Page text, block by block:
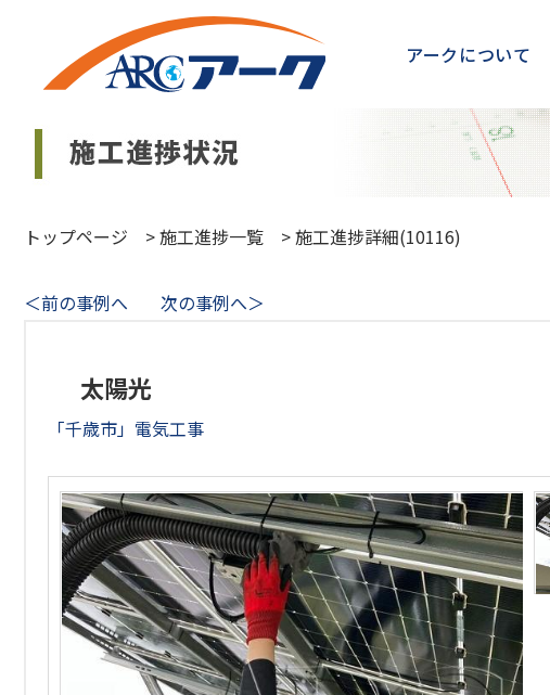
アークについて
トップページ >施工進捗一覧 >施工進捗詳細(10116)
＜前の事例へ
次の事例へ＞
太陽光
「千歳市」電気工事